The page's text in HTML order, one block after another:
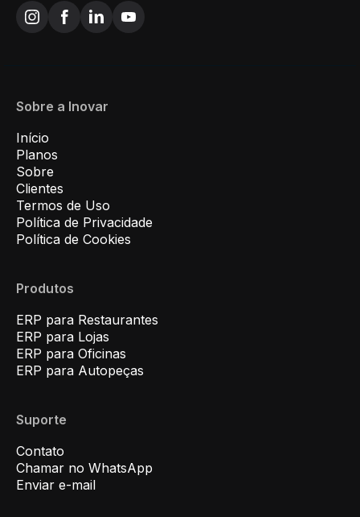
Sobre a Inovar
Início
Planos
Sobre
Clientes
Termos de Uso
Política de Privacidade
Política de Cookies
Produtos
ERP para Restaurantes
ERP para Lojas
ERP para Oficinas
ERP para Autopeças
Suporte
Contato
Chamar no WhatsApp
Enviar e-mail